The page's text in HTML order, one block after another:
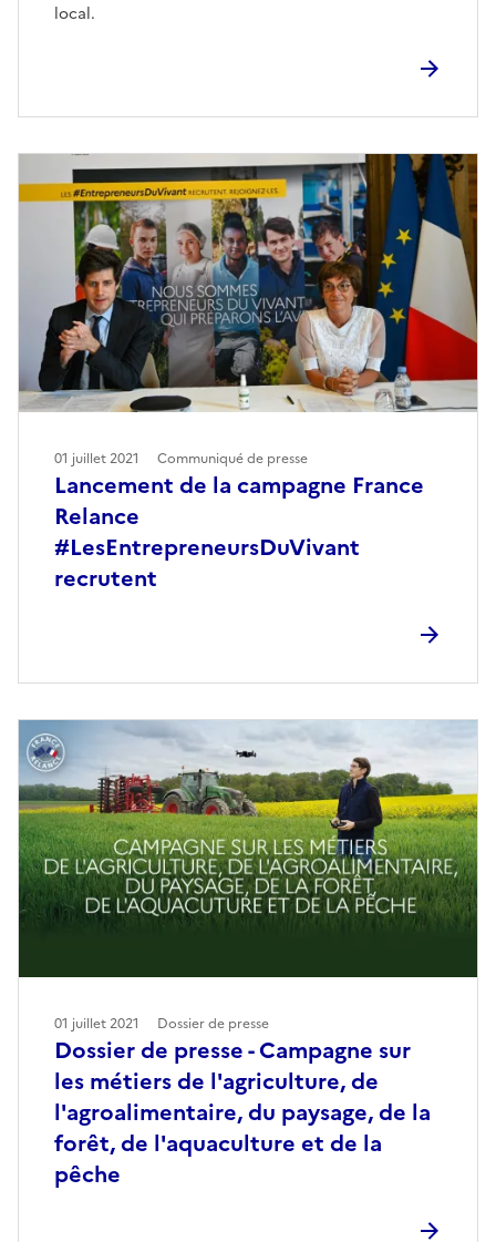
local.
Lancement de la campagne France
Relance
#LesEntrepreneursDuVivant
recrutent
01 juillet 2021 Communiqué de presse
Dossier de presse - Campagne sur
les métiers de l'agriculture, de
l'agroalimentaire, du paysage, de la
forêt, de l'aquaculture et de la
pêche
01 juillet 2021 Dossier de presse